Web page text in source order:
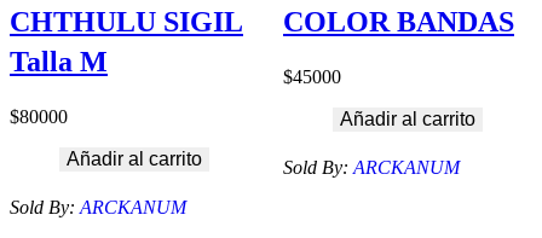
CHTHULU SIGIL
Talla M
$80000
Añadir al carrito
Sold By: ARCKANUM
COLOR BANDAS
$45000
Añadir al carrito
Sold By: ARCKANUM